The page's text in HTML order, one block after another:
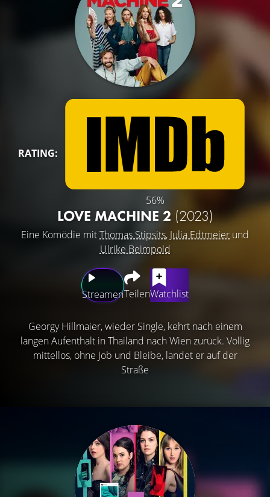
RATING:
56%
LOVE MACHINE 2 (2023)
Eine Komödie mitThomas Stipsits, Julia Edtmeier und
Ulrike Beimpold
StreamenTeilenWatchlist
Georgy Hillmaier, wieder Single, kehrt nach einem
langen Aufenthalt in Thailand nach Wien zurück. Völlig
mittellos, ohne Job und Bleibe, landet er auf der
Straße